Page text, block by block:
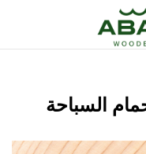
السباحة